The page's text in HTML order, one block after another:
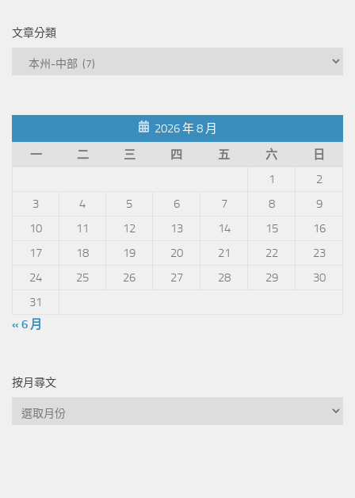
文章分類
類
2026 年 8 月
一
二 三 四 五 六
日
1
2
3
4 5 6 7 8
9
10
11 12 13 14 15
16
17
18 19 20 21 22
23
24
25 26 27 28 29
30
31
« 6 月
按月尋文
按